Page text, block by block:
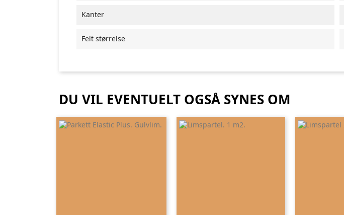
Kanter
Felt størrelse
DU VIL EVENTUELT OGSÅ SYNES OM